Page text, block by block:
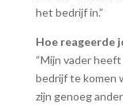
het bedrijf in.”
Hoe reageerde
“Mijn vader
bedrijf te komen
zijn genoeg